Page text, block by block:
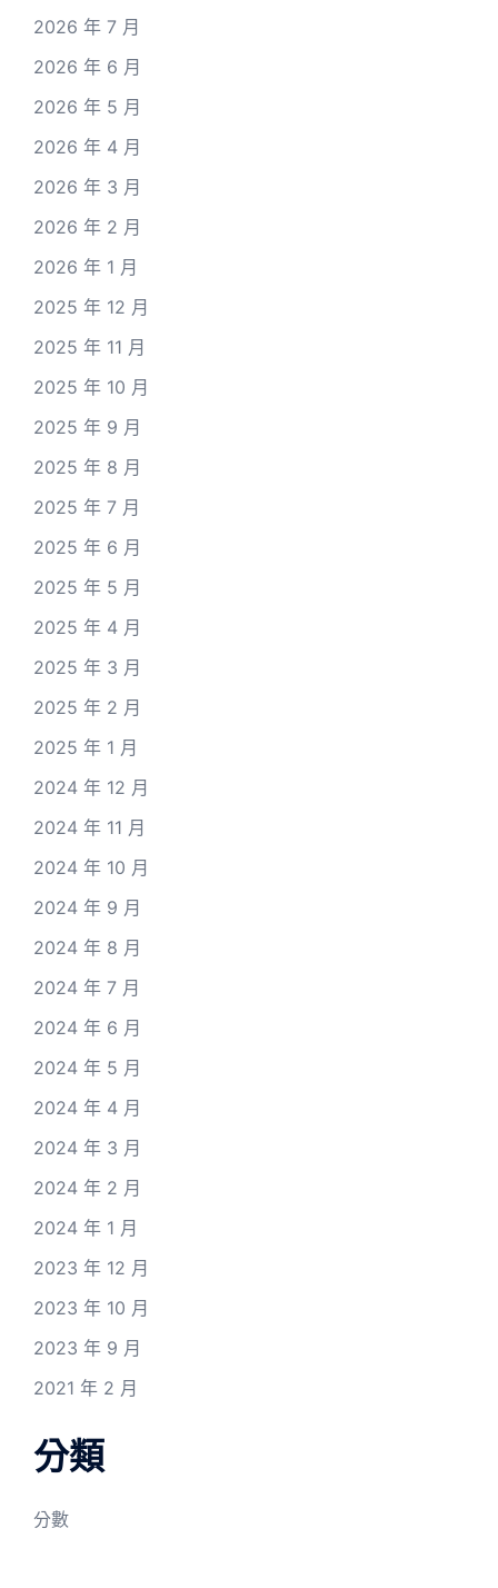
2026 年 7 月
2026 年 6 月
2026 年 5 月
2026 年 4 月
2026 年 3 月
2026 年 2 月
2026 年 1 月
2025 年 12 月
2025 年 11 月
2025 年 10 月
2025 年 9 月
2025 年 8 月
2025 年 7 月
2025 年 6 月
2025 年 5 月
2025 年 4 月
2025 年 3 月
2025 年 2 月
2025 年 1 月
2024 年 12 月
2024 年 11 月
2024 年 10 月
2024 年 9 月
2024 年 8 月
2024 年 7 月
2024 年 6 月
2024 年 5 月
2024 年 4 月
2024 年 3 月
2024 年 2 月
2024 年 1 月
2023 年 12 月
2023 年 10 月
2023 年 9 月
2021 年 2 月
分類
分數